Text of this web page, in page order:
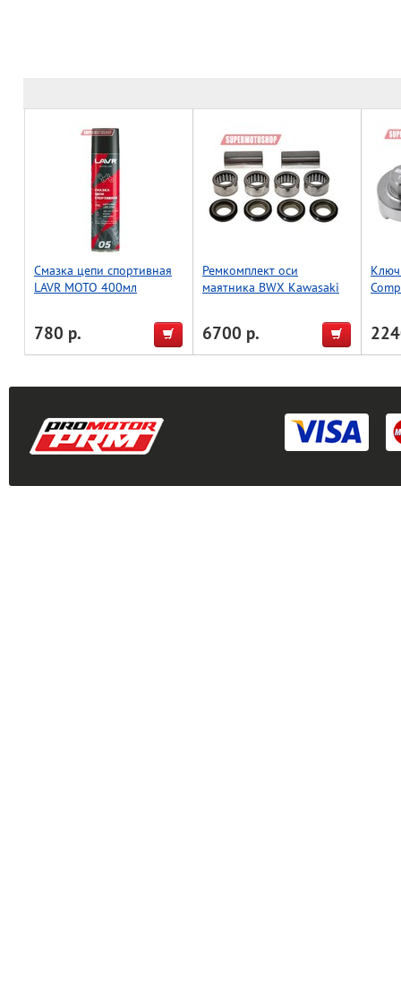
Смазка цепи спортивная
LAVR MOTO 400мл
780 р.
Ремкомплект оси
маятника BWX Kawasaki
6700 р.
Ключ